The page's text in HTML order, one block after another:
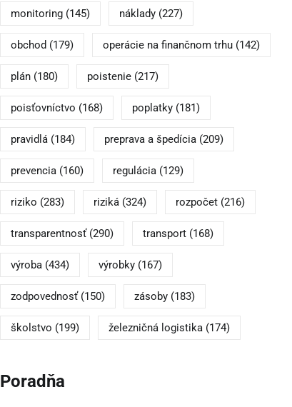
monitoring(145) náklady(227)
obchod (179) operácie na finančnom trhu(142)
plán(180) poistenie(217)
poisťovníctvo (168) poplatky(181)
pravidlá(184) preprava a špedícia(209)
prevencia(160) regulácia(129)
riziko (283) riziká(324) rozpočet(216)
transparentnosť(290) transport(168)
výroba(434) výrobky(167)
zodpovednosť(150) zásoby(183)
školstvo (199) železničná logistika(174)
Poradňa